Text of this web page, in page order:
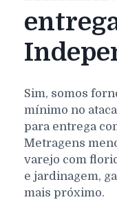
Sim, somos
mínimo no
para entrega
Metragens
varejo com
e jardinagem,
mais próximo.